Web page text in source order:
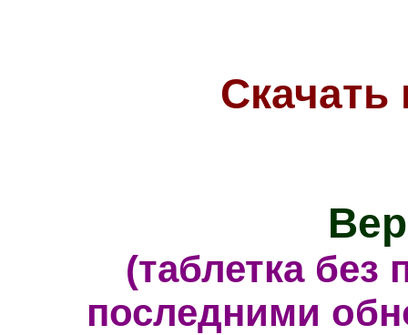
Скачать
(таблетка без
последними